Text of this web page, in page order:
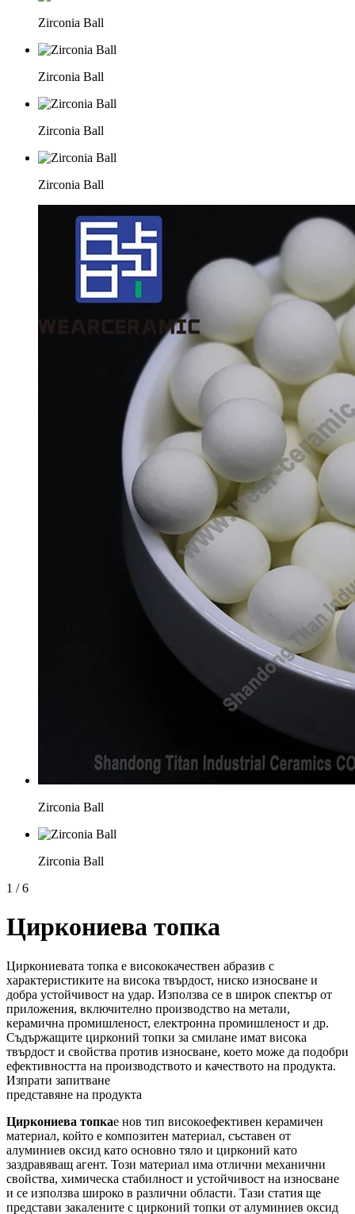
Zirconia Ball
Zirconia Ball
Zirconia Ball
Zirconia Ball
Zirconia Ball
Zirconia Ball
1 / 6
Циркониева топка
Циркониевата топка е висококачествен абразив с
характеристиките на висока твърдост, ниско износване и
добра устойчивост на удар. Използва се в широк спектър от
приложения, включително производство на метали,
керамична промишленост, електронна промишленост и др.
Съдържащите цирконий топки за смилане имат висока
твърдост и свойства против износване, което може да подобри
ефективността на производството и качеството на продукта.
Изпрати запитване
представяне на продукта
Циркониева топкае нов тип високоефективен керамичен
материал, който е композитен материал, съставен от
алуминиев оксид като основно тяло и цирконий като
заздравяващ агент. Този материал има отлични механични
свойства, химическа стабилност и устойчивост на износване
и се използва широко в различни области. Тази статия ще
представи закалените с цирконий топки от алуминиев оксид